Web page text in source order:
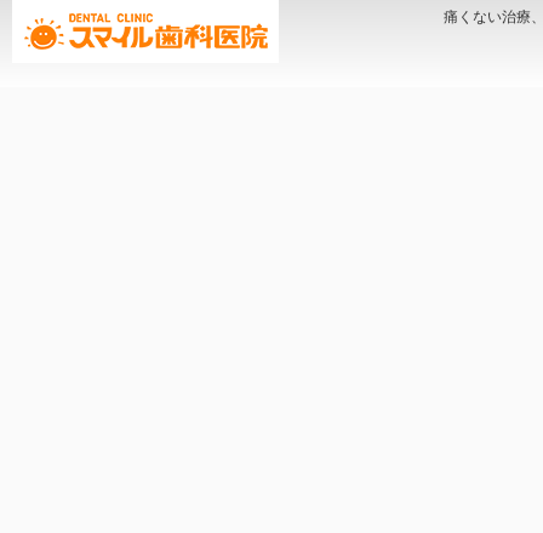
痛くない治療